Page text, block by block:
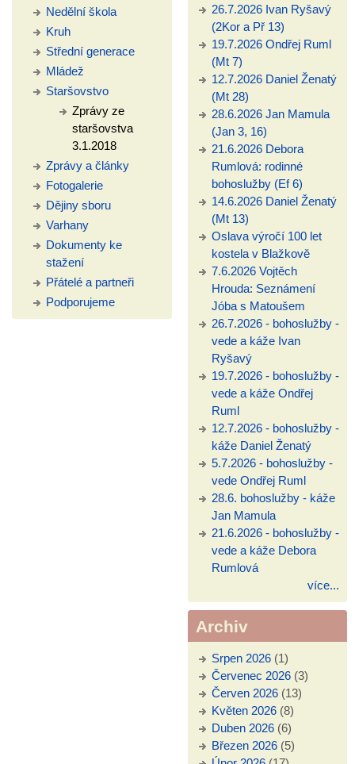
Nedělní škola
Kruh
Střední generace
Mládež
Staršovstvo
Zprávy ze
staršovstva
3.1.2018
Zprávy a články
Fotogalerie
Dějiny sboru
Varhany
Dokumenty ke
stažení
Přátelé a partneři
Podporujeme
26.7.2026 Ivan Ryšavý
(2Kor a Př 13)
19.7.2026 Ondřej Ruml
(Mt 7)
12.7.2026 Daniel Ženatý
(Mt 28)
28.6.2026 Jan Mamula
(Jan 3, 16)
21.6.2026 Debora
Rumlová: rodinné
bohoslužby (Ef 6)
14.6.2026 Daniel Ženatý
(Mt 13)
Oslava výročí 100 let
kostela v Blažkově
7.6.2026 Vojtěch
Hrouda: Seznámení
Jóba s Matoušem
26.7.2026 - bohoslužby -
vede a káže Ivan
Ryšavý
19.7.2026 - bohoslužby -
vede a káže Ondřej
Ruml
12.7.2026 - bohoslužby -
káže Daniel Ženatý
5.7.2026 - bohoslužby -
vede Ondřej Ruml
28.6. bohoslužby - káže
Jan Mamula
21.6.2026 - bohoslužby -
vede a káže Debora
Rumlová
více...
Archiv
Srpen 2026(1)
Červenec 2026(3)
Červen 2026(13)
Květen 2026(8)
Duben 2026(6)
Březen 2026(5)